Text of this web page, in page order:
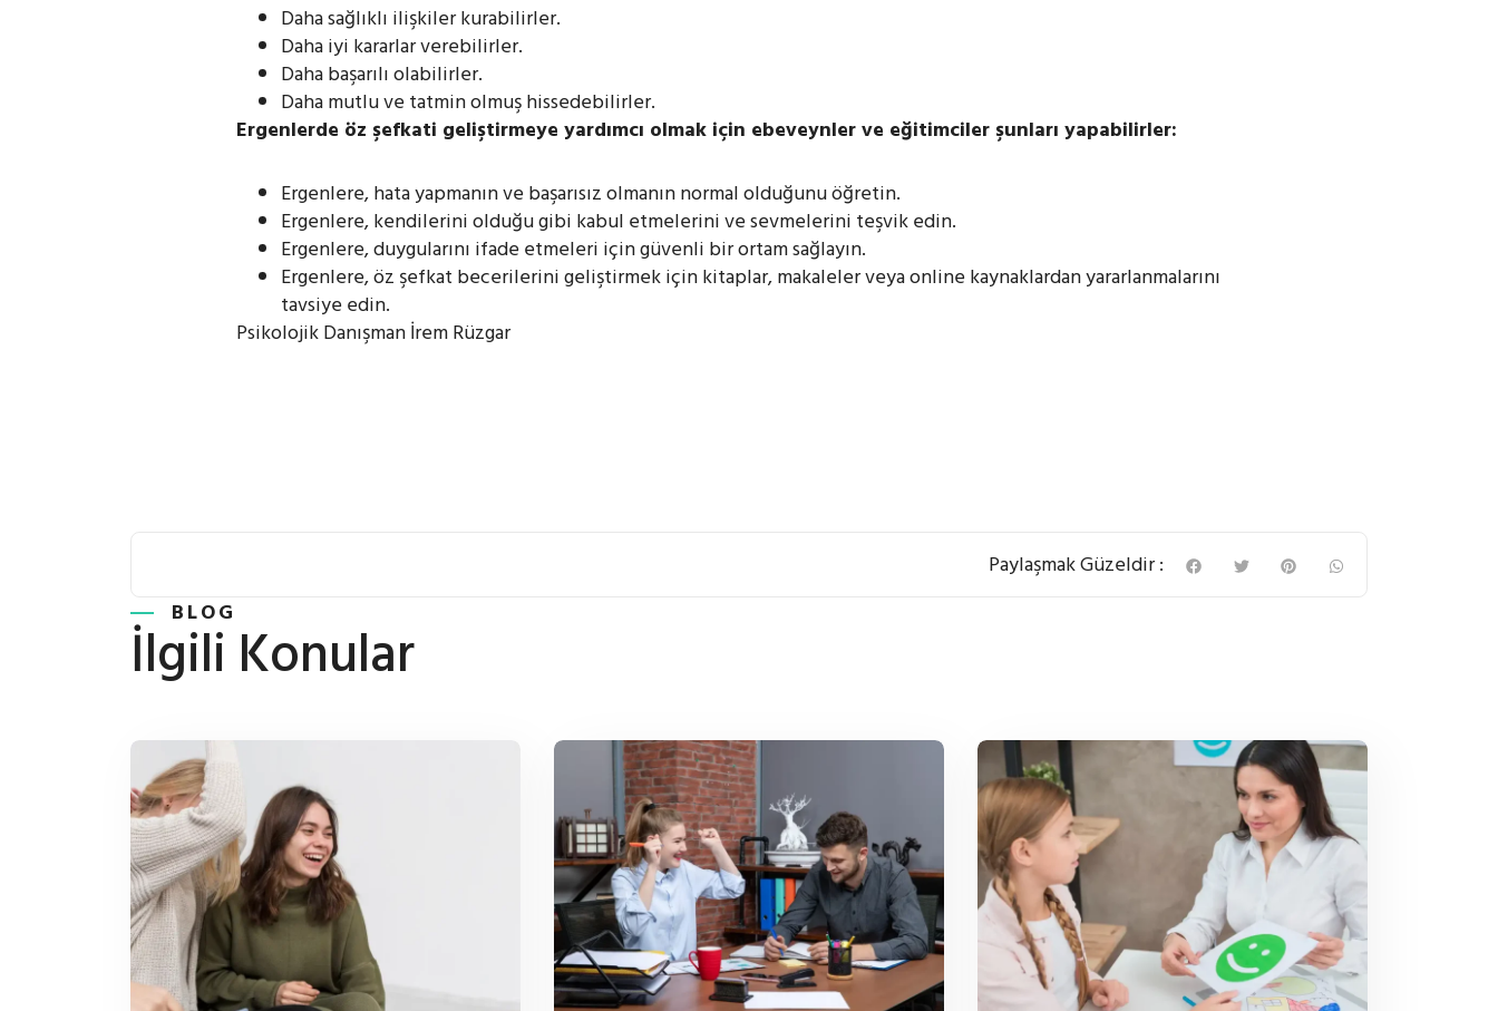
Daha sağlıklı ilişkiler kurabilirler.
Daha iyi kararlar verebilirler.
Daha başarılı olabilirler.
Daha mutlu ve tatmin olmuş hissedebilirler.
Ergenlerde öz şefkati geliştirmeye yardımcı olmak için ebeveynler ve eğitimciler şunları yapabilirler:
Ergenlere, hata yapmanın ve başarısız olmanın normal olduğunu öğretin.
Ergenlere, kendilerini olduğu gibi kabul etmelerini ve sevmelerini teşvik edin.
Ergenlere, duygularını ifade etmeleri için güvenli bir ortam sağlayın.
Ergenlere, öz şefkat becerilerini geliştirmek için kitaplar, makaleler veya online kaynaklardan yararlanmalarını
tavsiye edin.
Psikolojik Danışman İrem Rüzgar
Paylaşmak Güzeldir :
BLOG
İlgili Konular